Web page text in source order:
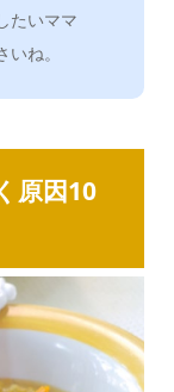
たいママ
ね。
原因10